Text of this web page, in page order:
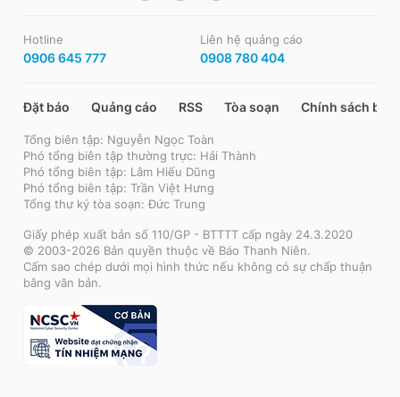
Hotline
0906 645 777
Liên hệ quảng cáo
0908 780 404
Đặt báo Quảng cáo RSS Tòa soạn Chính sách bảo
Tổng biên tập: Nguyễn Ngọc Toàn
Phó tổng biên tập thường trực: Hải Thành
Phó tổng biên tập: Lâm Hiếu Dũng
Phó tổng biên tập: Trần Việt Hưng
Tổng thư ký tòa soạn: Đức Trung
Giấy phép xuất bản số 110/GP - BTTTT cấp ngày 24.3.2020
© 2003-2026 Bản quyền thuộc về Báo Thanh Niên.
Cấm sao chép dưới mọi hình thức nếu không có sự chấp thuận
bằng văn bản.